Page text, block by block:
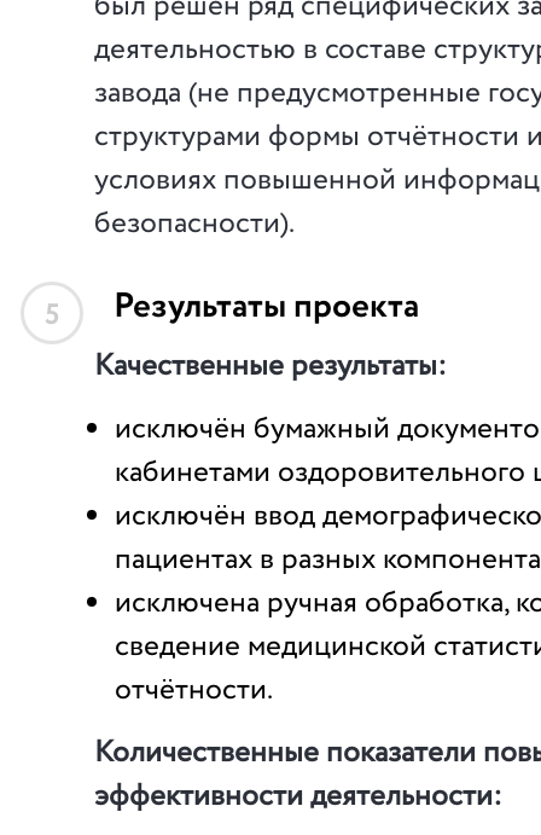
деятельностью в составе
завода (не предусмотренные
структурами формы отчётности
условиях повышенной
безопасности).
5 Результаты проекта
Качественные результаты:
исключён бумажный
кабинетами оздоровительного
исключён ввод
пациентах в разных
исключена ручная обработка,
сведение медицинской
отчётности.
Количественные показатели
эффективности деятельности: